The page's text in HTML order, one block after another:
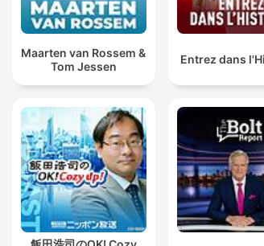
Maarten van Rossem &
Tom Jessen
Entrez dans